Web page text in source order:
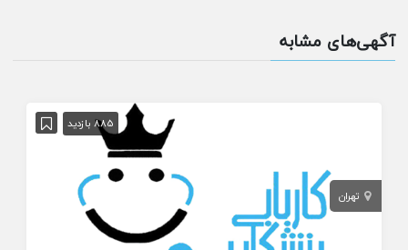
آگهی‌های مشابه
885 بازدید
تهران